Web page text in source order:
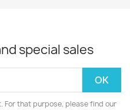
special sales
For that purpose, please find our